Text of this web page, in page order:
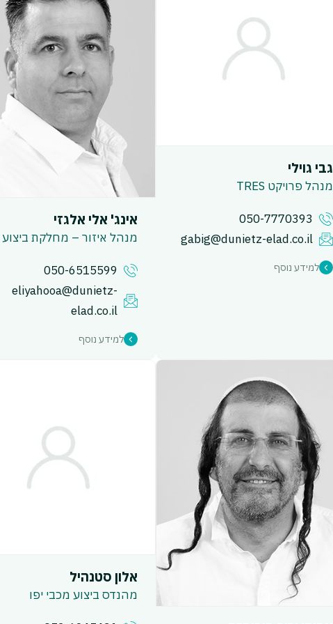
גבי גוילי
מנהל פרויקט TRES
050-7770393
gabig@dunietz-elad.co.il
למידע נוסף
אינג' אלי אלגזי
מנהל איזור – מחלקת ביצוע
050-6515599
eliyahooa@dunietz-
elad.co.il
למידע נוסף
אלון סטנהיל
מהנדס ביצוע מכבי יפו